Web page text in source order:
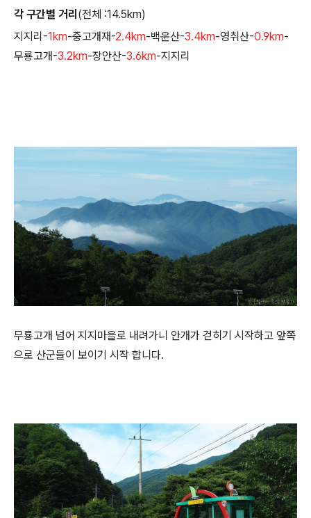
각 구간별 거리 (전체 :14.5km)
지지리-1km-중고개재-2.4km-백운산-3.4km-영취산-0.9km-
무룡고개-3.2km-장안산-3.6km-지지리
무룡고개 넘어 지지마을로 내려가니 안개가 걷히기 시작하고 앞쪽
으로 산군들이 보이기 시작 합니다.